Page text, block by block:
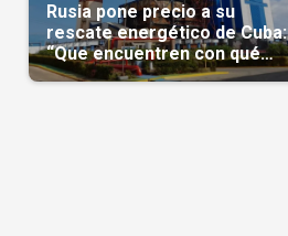
Rusia pone precio a su
rescate energético de Cuba:
“Que encuentren con qué
pagarnos”